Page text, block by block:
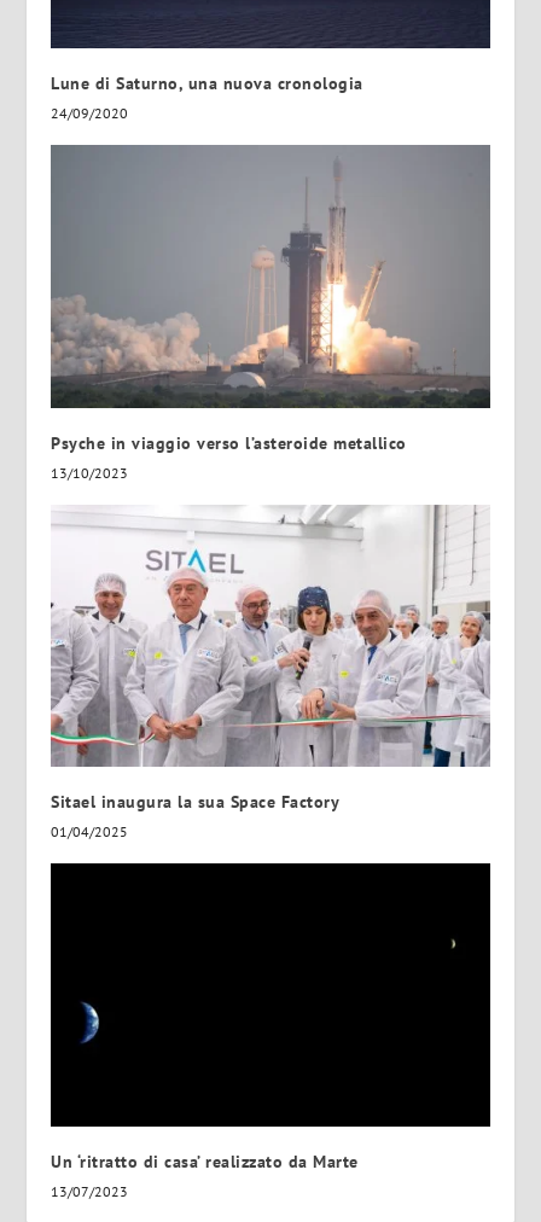
Lune di Saturno, una nuova cronologia
24/09/2020
Psyche in viaggio verso l’asteroide metallico
13/10/2023
Sitael inaugura la sua Space Factory
01/04/2025
Un ‘ritratto di casa’ realizzato da Marte
13/07/2023